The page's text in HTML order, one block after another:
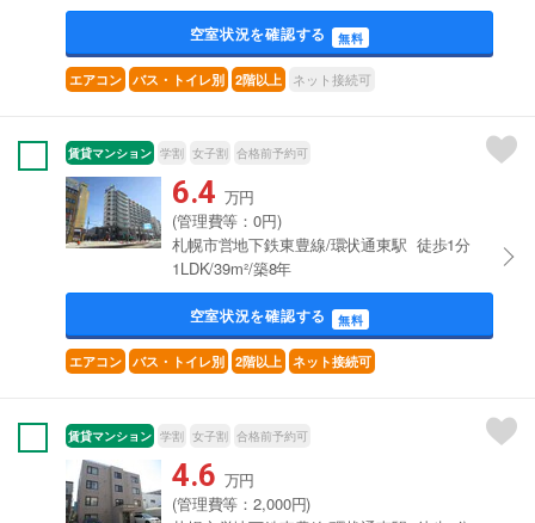
空室状況を確認する 無料
エアコン バス・トイレ別 2階以上 ネット接続可
賃貸マンション 学割 女子割 合格前予約可
6.4 万円
(管理費等：0円)
札幌市営地下鉄東豊線/環状通東駅 徒歩1分
1LDK/39m²/築8年
空室状況を確認する 無料
エアコン バス・トイレ別 2階以上 ネット接続可
賃貸マンション 学割 女子割 合格前予約可
4.6 万円
(管理費等：2,000円)